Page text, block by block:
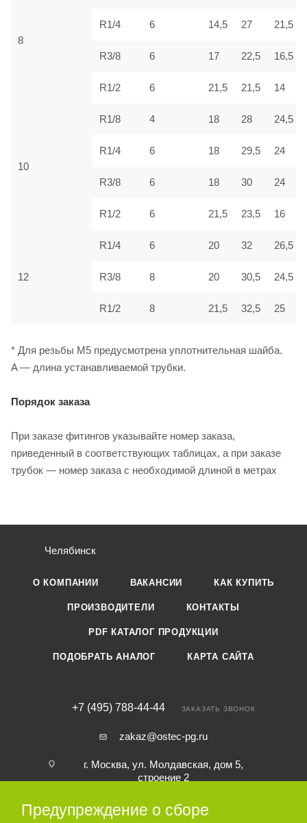
8
R1/4 6 14,5 27 21,5
R3/8 6 17 22,5 16,5
R1/2 6 21,5 21,5 14
10
R1/8 4 18 28 24,5
R1/4 6 18 29,5 24
R3/8 6 18 30 24
R1/2 6 21,5 23,5 16
12
R1/4 6 20 32 26,5
R3/8 8 20 30,5 24,5
R1/2 8 21,5 32,5 25
* Для резьбы M5 предусмотрена уплотнительная шайба.
A — длина устанавливаемой трубки.
Порядок заказа
При заказе фитингов указывайте номер заказа,
приведенный в соответствующих таблицах, а при заказе
трубок — номер заказа с необходимой длиной в метрах
Челябинск
О КОМПАНИИ ВАКАНСИИ КАК КУПИТЬ
ПРОИЗВОДИТЕЛИ КОНТАКТЫ
PDF КАТАЛОГ ПРОДУКЦИИ
ПОДОБРАТЬ АНАЛОГ КАРТА САЙТА
+7 (495) 788-44-44 ЗАКАЗАТЬ ЗВОНОК
zakaz@ostec-pg.ru
г. Москва, ул. Молдавская, дом 5,
строение 2
ПОДПИСАТЬСЯ НА РАССЫЛКУ
Предупреждение о сборе